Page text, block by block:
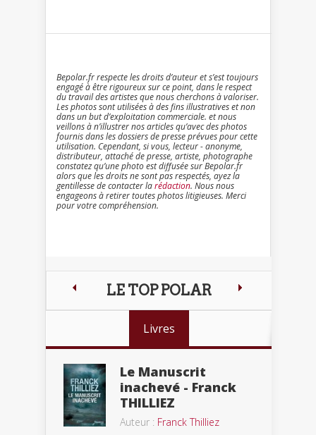
Bepolar.fr respecte les droits d’auteur et s’est toujours
engagé à être rigoureux sur ce point, dans le respect
du travail des artistes que nous cherchons à valoriser.
Les photos sont utilisées à des fins illustratives et non
dans un but d’exploitation commerciale. et nous
veillons à n’illustrer nos articles qu’avec des photos
fournis dans les dossiers de presse prévues pour cette
utilisation. Cependant, si vous, lecteur - anonyme,
distributeur, attaché de presse, artiste, photographe
constatez qu’une photo est diffusée sur Bepolar.fr
alors que les droits ne sont pas respectés, ayez la
gentillesse de contacter larédaction. Nous nous
engageons à retirer toutes photos litigieuses. Merci
pour votre compréhension.
LE TOP POLAR
Livres
Le Manuscrit
inachevé - Franck
THILLIEZ
Auteur : Franck Thilliez